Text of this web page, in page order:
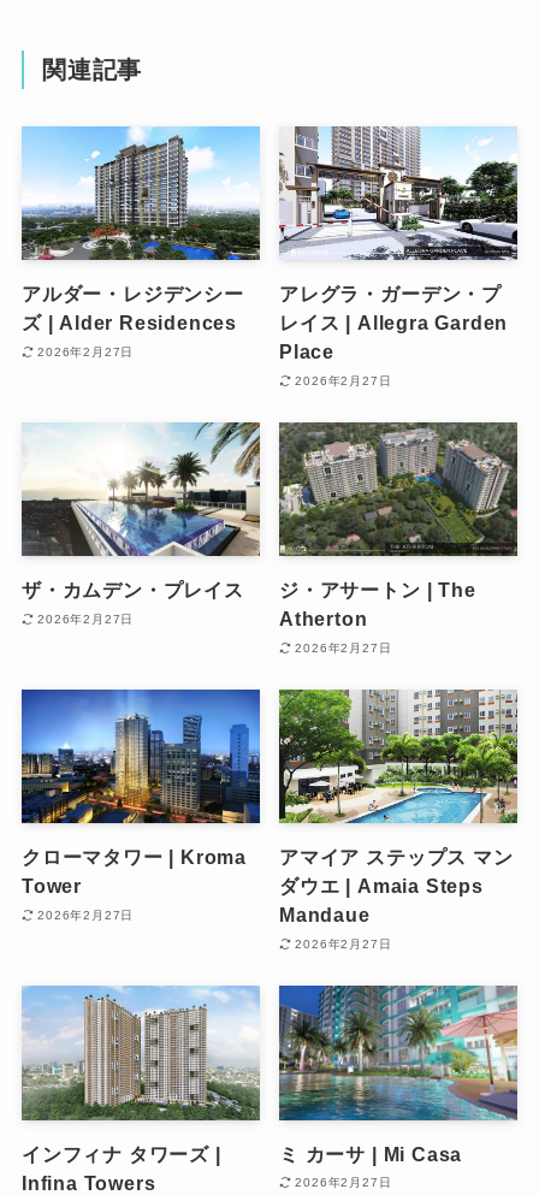
関連記事
アルダー・レジデンシー
ズ | Alder Residences
2026年2月27日
アレグラ・ガーデン・プ
レイス | Allegra Garden
Place
2026年2月27日
ザ・カムデン・プレイス
2026年2月27日
ジ・アサートン | The
Atherton
2026年2月27日
クローマタワー | Kroma
Tower
2026年2月27日
アマイア ステップス マン
ダウエ | Amaia Steps
Mandaue
2026年2月27日
インフィナ タワーズ |
Infina Towers
ミ カーサ | Mi Casa
2026年2月27日